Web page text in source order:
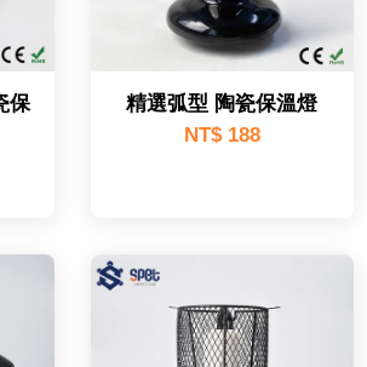
保
精選弧型 陶瓷保溫燈
NT$ 188